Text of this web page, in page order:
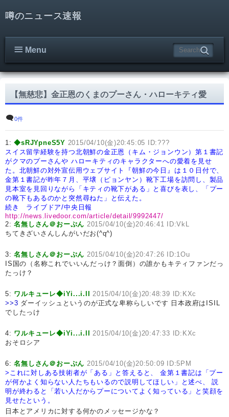
噂のニュース速報
Menu
【無慈悲】金正恩のくまのプーさん・ハローキティ愛
0件
1:◆sRJYpneS5Y 2015/04/10(金)20:45:05 ID:???
スイス留学経験を持つ北朝鮮の金正恩（キム・ジョンウン）第１書記
がクマのプーさんや ハローキティのキャラクターへの愛着を見せ
た。 北朝鮮の対外宣伝用ウェブサイト『朝鮮の今日』は１０日付で、
金第１書記が昨年７月、 平壌（ピョンヤン）靴下工場を訪問し、製品
見本室を見回りながら「キティの靴下がある」 と喜びを表し、「プー
の靴下もあるのかと突然尋ねた」と伝えた。
続き ライブドア/中央日報
http://news.livedoor.com/article/detail/9992447/
2:名無しさん＠おーぷん 2015/04/10(金)20:46:41 ID:VkL
ちてきざいさんしんがいだお(^q^)
3:名無しさん＠おーぷん 2015/04/10(金)20:47:26 ID:1Ou
IS国の（名称これでいいんだっけ？面倒）の誰かもキティファンだっ
たっけ？
5: ワルキューレ◆iYi...i.lI
2015/04/10(金)20:48:39 ID:KXc
>>3 ダーイッシュというのが正式な卑称らしいです 日本政府はISIL
でしたっけ
4: ワルキューレ◆iYi...i.lI
2015/04/10(金)20:47:33 ID:KXc
おそロシア
6:名無しさん＠おーぷん 2015/04/10(金)20:50:09 ID:5PM
>これに対しある技術者が「ある」と答えると、
金第１書記は「プー
が何かよく知らない人たちもいるので説明してほしい」と述べ、
説
明が終わると「若い人だからプーについてよく知っている」と笑顔を
見せたという。
日本とアメリカに対する何かのメッセージかな？